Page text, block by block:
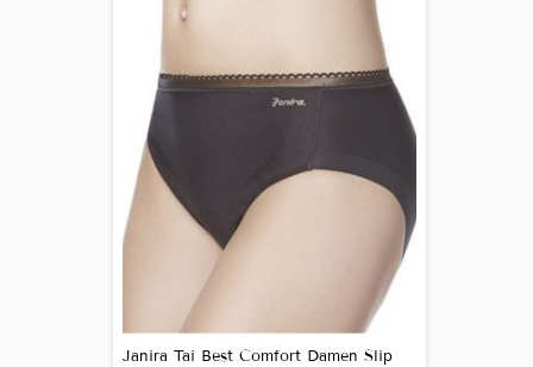
Janira Tai Best Comfort Damen Slip